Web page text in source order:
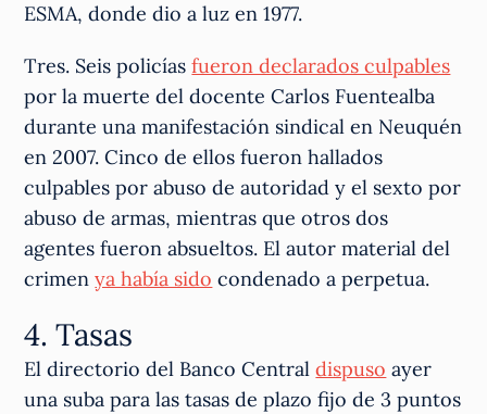
ESMA, donde dio a luz en 1977.
Tres. Seis policíasfueron declarados culpables
por la muerte del docente Carlos Fuentealba
durante una manifestación sindical en Neuquén
en 2007. Cinco de ellos fueron hallados
culpables por abuso de autoridad y el sexto por
abuso de armas, mientras que otros dos
agentes fueron absueltos. El autor material del
crimenya había sido condenado a perpetua.
4. Tasas
El directorio del Banco Centraldispuso ayer
una suba para las tasas de plazo fijo de 3 puntos